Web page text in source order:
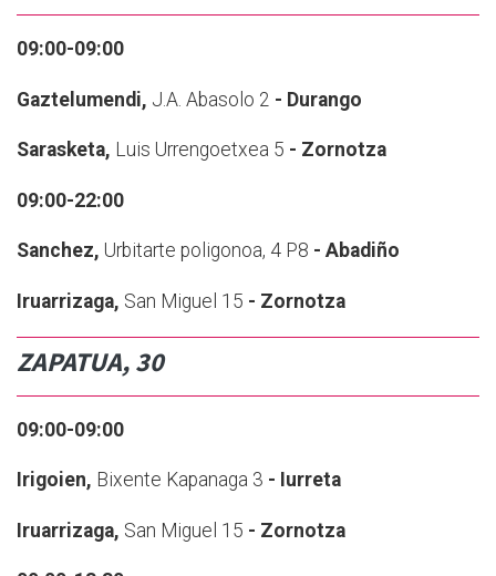
09:00-09:00
Gaztelumendi, J.A. Abasolo 2 - Durango
Sarasketa, Luis Urrengoetxea 5 - Zornotza
09:00-22:00
Sanchez, Urbitarte poligonoa, 4 P8 - Abadiño
Iruarrizaga, San Miguel 15 - Zornotza
ZAPATUA, 30
09:00-09:00
Irigoien, Bixente Kapanaga 3 - Iurreta
Iruarrizaga, San Miguel 15 - Zornotza